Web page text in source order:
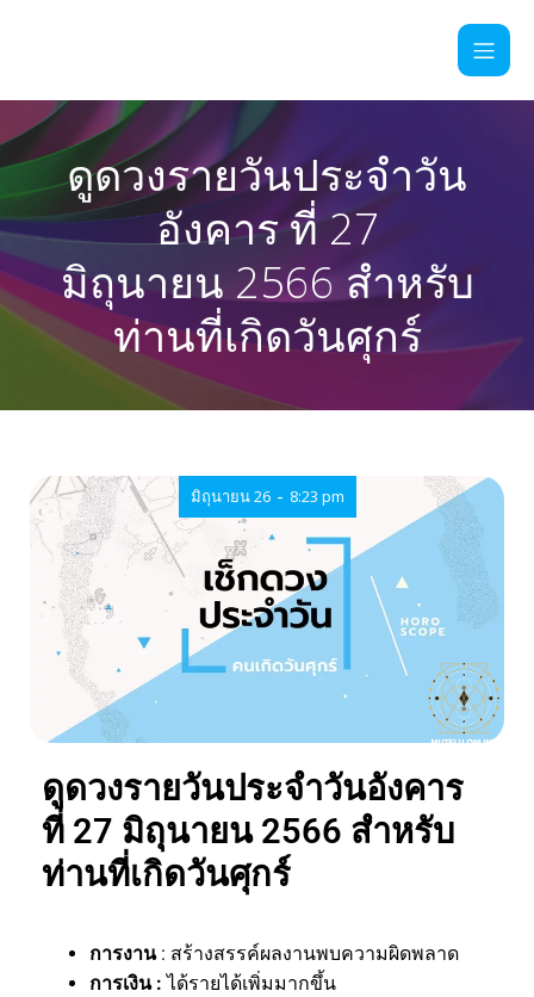
ดูดวงรายวันประจำวัน
อังคาร ที่ 27
มิถุนายน 2566 สำหรับ
ท่านที่เกิดวันศุกร์
มิถุนายน 26 - 8:23 pm
ดูดวงรายวันประจำวันอังคาร
ที่ 27 มิถุนายน 2566 สำหรับ
ท่านที่เกิดวันศุกร์
การงาน : สร้างสรรค์ผลงานพบความผิดพลาด
การเงิน :ได้รายได้เพิ่มมากขึ้น